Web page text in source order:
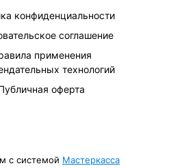
конфиденциальности
соглашение
применения
технологий
оферта
с системой Мастеркасса